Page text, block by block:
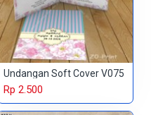
Undangan Soft Cover V075
Rp 2.500